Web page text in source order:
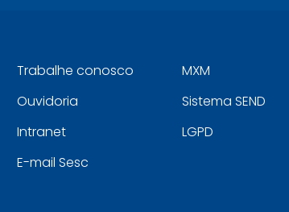
Trabalhe conosco
Ouvidoria
Intranet
E-mail Sesc
MXM
Sistema SEND
LGPD